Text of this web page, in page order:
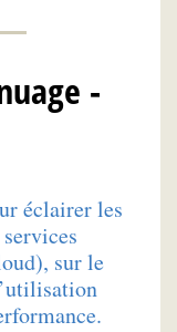
-
éclairer les
sur le